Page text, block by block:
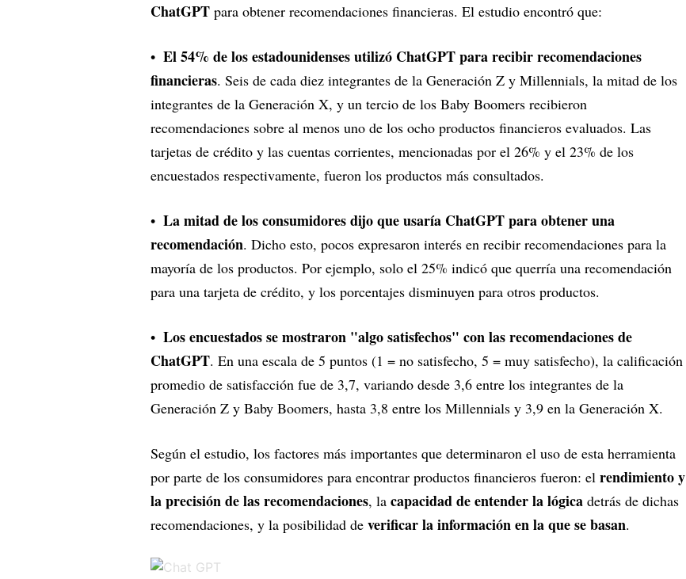
ChatGPT para obtener recomendaciones financieras. El estudio encontró que:
El 54% de los estadounidenses utilizó ChatGPT para recibir recomendaciones
financieras. Seis de cada diez integrantes de la Generación Z y Millennials, la mitad de los
integrantes de la Generación X, y un tercio de los Baby Boomers recibieron
recomendaciones sobre al menos uno de los ocho productos financieros evaluados. Las
tarjetas de crédito y las cuentas corrientes, mencionadas por el 26% y el 23% de los
encuestados respectivamente, fueron los productos más consultados.
La mitad de los consumidores dijo que usaría ChatGPT para obtener una
recomendación. Dicho esto, pocos expresaron interés en recibir recomendaciones para la
mayoría de los productos. Por ejemplo, solo el 25% indicó que querría una recomendación
para una tarjeta de crédito, y los porcentajes disminuyen para otros productos.
Los encuestados se mostraron "algo satisfechos" con las recomendaciones de
ChatGPT. En una escala de 5 puntos (1 = no satisfecho, 5 = muy satisfecho), la calificación
promedio de satisfacción fue de 3,7, variando desde 3,6 entre los integrantes de la
Generación Z y Baby Boomers, hasta 3,8 entre los Millennials y 3,9 en la Generación X.
Según el estudio, los factores más importantes que determinaron el uso de esta herramienta
por parte de los consumidores para encontrar productos financieros fueron: el rendimiento y
la precisión de las recomendaciones, la capacidad de entender la lógica detrás de dichas
recomendaciones, y la posibilidad de verificar la información en la que se basan.